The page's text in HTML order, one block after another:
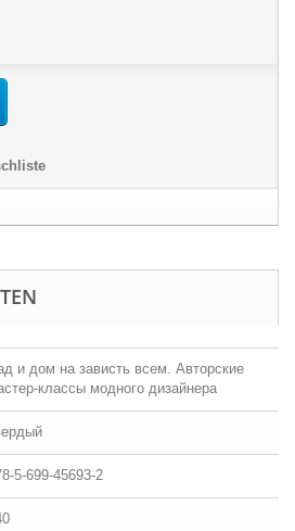
и дом на зависть всем. Авторские
классы модного дизайнера
5-699-45693-2